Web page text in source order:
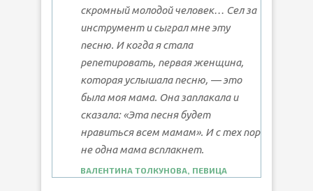
скромный молодой человек… Сел за
инструмент и сыграл мне эту
песню. И когда я стала
репетировать, первая женщина,
которая услышала песню, — это
была моя мама. Она заплакала и
сказала: «Эта песня будет
нравиться всем мамам». И с тех пор
не одна мама всплакнет.
ВАЛЕНТИНА ТОЛКУНОВА, ПЕВИЦА